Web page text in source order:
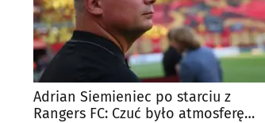
Adrian Siemieniec po starciu z
Rangers FC: Czuć było atmosferę